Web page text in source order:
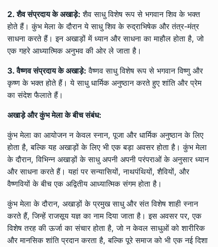
2. शैव संप्रदाय के अखाड़े: शैव साधु विशेष रूप से भगवान शिव के भक्त
होते हैं। कुंभ मेला के दौरान ये साधु शिव के रुद्राभिषेक और तंत्र-मंत्र
साधना करते हैं। इन अखाड़ों में ध्यान और साधना का माहौल होता है, जो
एक गहरे आध्यात्मिक अनुभव की ओर ले जाता है।
3. वैष्णव संप्रदाय के अखाड़े: वैष्णव साधु विशेष रूप से भगवान विष्णु और
कृष्ण के भक्त होते हैं। ये साधु धार्मिक अनुष्ठान करते हुए शांति और प्रेम
का संदेश फैलाते हैं।
अखाड़े और कुंभ मेला के बीच संबंध:
कुंभ मेला का आयोजन न केवल स्नान, पूजा और धार्मिक अनुष्ठान के लिए
होता है, बल्कि यह अखाड़ों के लिए भी एक बड़ा अवसर होता है। कुंभ मेला
के दौरान, विभिन्न अखाड़ों के साधु अपनी अपनी परंपराओं के अनुसार ध्यान
और साधना करते हैं। यहां पर सन्यासियों, नाथपंथियों, शैवियों, और
वैष्णवियों के बीच एक अद्वितीय आध्यात्मिक संगम होता है।
कुंभ मेला के दौरान, अखाड़ों के प्रमुख साधु और संत विशेष शाही स्नान
करते हैं, जिन्हें राजसूय यज्ञ का नाम दिया जाता है। इस अवसर पर, एक
विशेष तरह की ऊर्जा का संचार होता है, जो न केवल साधुओं को शारीरिक
और मानसिक शांति प्रदान करता है, बल्कि पूरे समाज को भी एक नई दिशा